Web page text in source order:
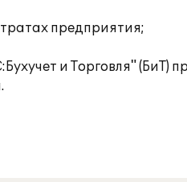
предприятия;
и Торговля" (БиТ)